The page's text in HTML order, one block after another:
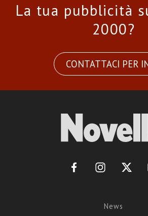
La tua pubblicità
2000?
CONTATTACI PER
News